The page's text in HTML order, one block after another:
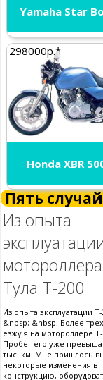
Yamaha Star
298000р.*
Honda XBR
Пять
Из опыта
мотороллера
Тула Т-200
Из опыта эксплуатации Т-
&nbsp; &nbsp; Более
езжу я на мотороллере Т-
Пробег его уже
тыс. км. Мне пришлось
некоторые изменения в
конструкцию,